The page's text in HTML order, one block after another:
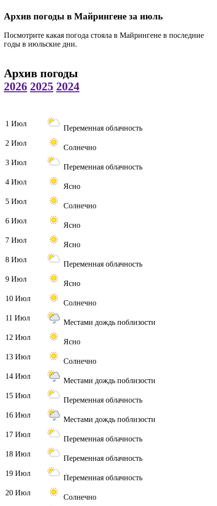
Архив погоды в Майрингене за июль
Посмотрите какая погода стояла в Майрингене в последние
годы в июльские дни.
Архив погоды
2026 2025 2024
1 Июл
Переменная облачность
2 Июл
Солнечно
3 Июл
Переменная облачность
4 Июл
Ясно
5 Июл
Солнечно
6 Июл
Ясно
7 Июл
Ясно
8 Июл
Переменная облачность
9 Июл
Ясно
10 Июл
Солнечно
11 Июл
Местами дождь поблизости
12 Июл
Ясно
13 Июл
Солнечно
14 Июл
Местами дождь поблизости
15 Июл
Переменная облачность
16 Июл
Местами дождь поблизости
17 Июл
Переменная облачность
18 Июл
Переменная облачность
19 Июл
Переменная облачность
20 Июл
Солнечно